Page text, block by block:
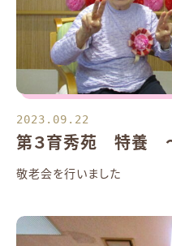
2023.09.22
第３育秀苑 特養
敬老会を行いました